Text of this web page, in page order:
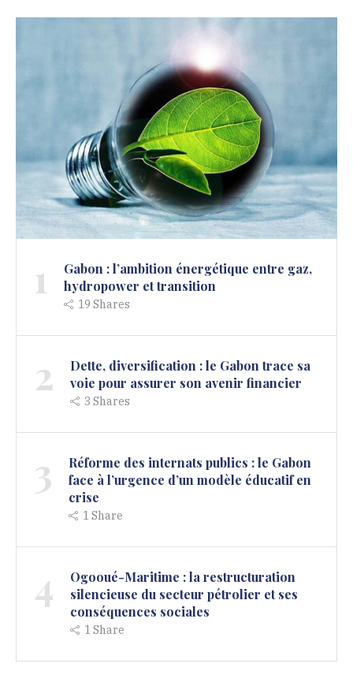
1
Gabon : l’ambition énergétique entre gaz,
hydropower et transition
19 Shares
2
Dette, diversification : le Gabon trace sa
voie pour assurer son avenir financier
3 Shares
3
Réforme des internats publics : le Gabon
face à l’urgence d’un modèle éducatif en
crise
1Share
4
Ogooué-Maritime : la restructuration
silencieuse du secteur pétrolier et ses
conséquences sociales
1Share